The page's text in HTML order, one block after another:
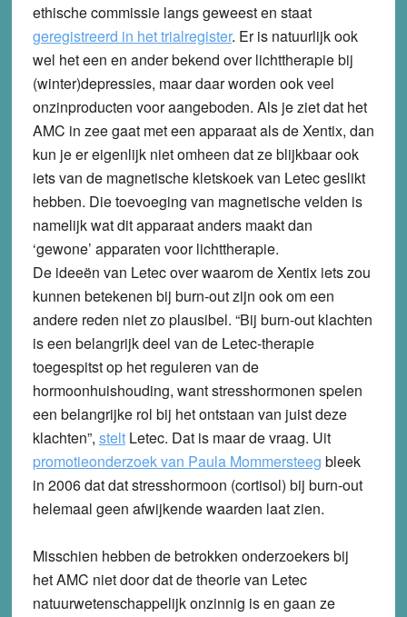
ethische commissie langs geweest en staat
geregistreerd in het trialregister. Er is natuurlijk ook
wel het een en ander bekend over lichttherapie bij
(winter)depressies, maar daar worden ook veel
onzinproducten voor aangeboden. Als je ziet dat het
AMC in zee gaat met een apparaat als de Xentix, dan
kun je er eigenlijk niet omheen dat ze blijkbaar ook
iets van de magnetische kletskoek van Letec geslikt
hebben. Die toevoeging van magnetische velden is
namelijk wat dit apparaat anders maakt dan
‘gewone’ apparaten voor lichttherapie.
De ideeën van Letec over waarom de Xentix iets zou
kunnen betekenen bij burn-out zijn ook om een
andere reden niet zo plausibel. “Bij burn-out klachten
is een belangrijk deel van de Letec-therapie
toegespitst op het reguleren van de
hormoonhuishouding, want stresshormonen spelen
een belangrijke rol bij het ontstaan van juist deze
klachten”, steltLetec. Dat is maar de vraag. Uit
promotieonderzoek van Paula Mommersteeg bleek
in 2006 dat dat stresshormoon (cortisol) bij burn-out
helemaal geen afwijkende waarden laat zien.
Misschien hebben de betrokken onderzoekers bij
het AMC niet door dat de theorie van Letec
natuurwetenschappelijk onzinnig is en gaan ze